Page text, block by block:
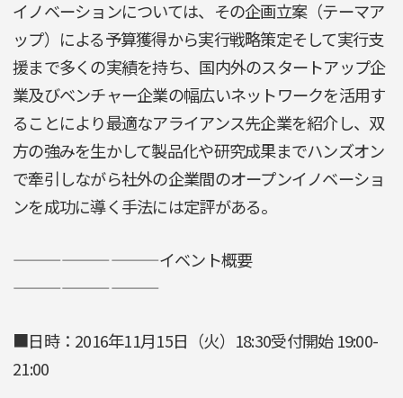
イノベーションについては、その企画立案（テーマア
ップ）による予算獲得から実行戦略策定そして実行支
援まで多くの実績を持ち、国内外のスタートアップ企
業及びベンチャー企業の幅広いネットワークを活用す
ることにより最適なアライアンス先企業を紹介し、双
方の強みを生かして製品化や研究成果までハンズオン
で牽引しながら社外の企業間のオープンイノベーショ
ンを成功に導く手法には定評がある。
—————————イベント概要
—————————
■日時：2016年11月15日（火）18:30受付開始 19:00-
21:00